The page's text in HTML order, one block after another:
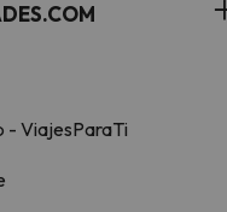
- ViajesParaTi